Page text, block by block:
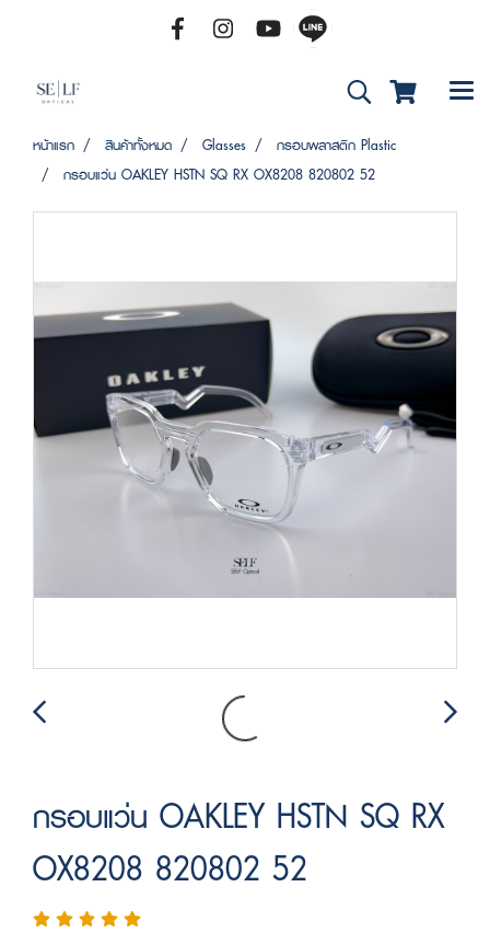
หน้าแรก สินค้าทั้งหมด Glasses
กรอบพลาสติก Plastic
กรอบแว่น OAKLEY HSTN SQ RX OX8208 820802 52
กรอบแว่น OAKLEY HSTN SQ RX
OX8208 820802 52